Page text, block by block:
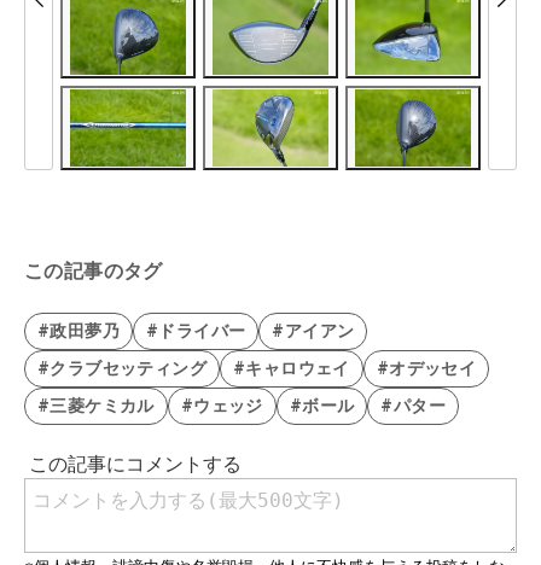
この記事のタグ
#政田夢乃 #ドライバー
#アイアン
#クラブセッティング
#キャロウェイ
#オデッセイ
#三菱ケミカル
#ウェッジ #ボール #パター